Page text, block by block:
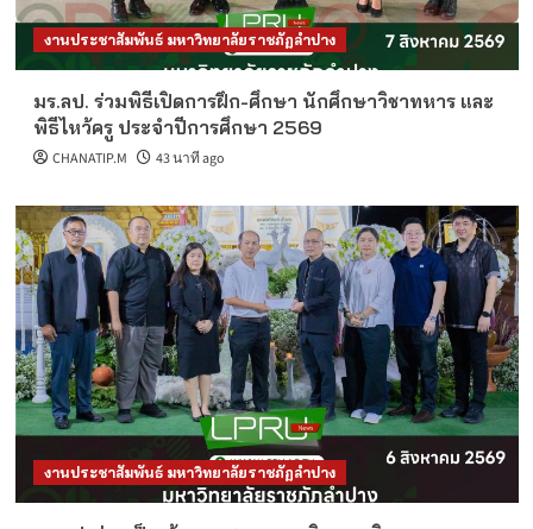
งานประชาสัมพันธ์ มหาวิทยาลัยราชภัฏลำปาง
มร.ลป. ร่วมพิธีเปิดการฝึก-ศึกษา นักศึกษาวิชาทหาร และ
พิธีไหว้ครู ประจำปีการศึกษา 2569
CHANATIP.M 43 นาที ago
งานประชาสัมพันธ์ มหาวิทยาลัยราชภัฏลำปาง